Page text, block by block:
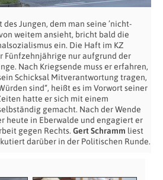
Jungen, dem man seine ’nicht-
weitem ansieht, bricht bald die
ein. Die Haft im KZ
Fünfzehnjährige nur aufgrund der
Nach Kriegsende muss er erfahren,
Schicksal Mitverantwortung tragen,
sind“, heißt es im Vorwort seiner
hatte er sich mit einem
gemacht. Nach der Wende
heute in Eberwalde und engagiert er
gegen Rechts. Gert Schramm liest
darüber in der Politischen Runde.